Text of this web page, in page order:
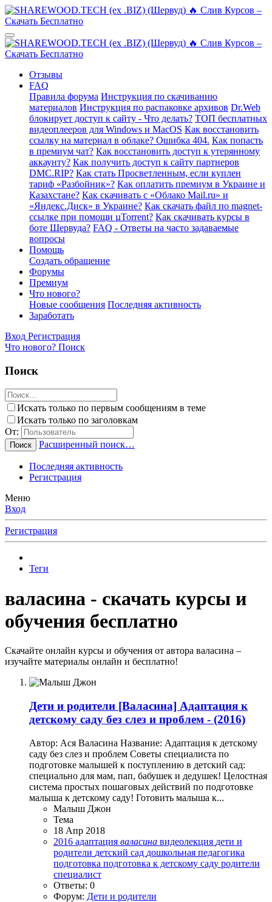
Отзывы
FAQ
Правила форума Инструкция по скачиванию
материалов Инструкция по распаковке архивов Dr.Web
блокирует доступ к сайту - Что делать? ТОП бесплатных
видеоплееров для Windows и MacOS Как восстановить
ссылку на материал в облаке? Ошибка 404. Как попасть
в премиум чат? Как восстановить доступ к утерянному
аккаунту? Как получить доступ к сайту партнеров
DMC.RIP? Как стать Просветленным, если куплен
тариф «Разбойник»? Как оплатить премиум в Украине и
Казахстане? Как скачивать с «Облако Mail.ru» и
«Яндекс.Диск» в Украине? Как скачать файл по magnet-
ссылке при помощи µTorrent? Как скачивать курсы в
боте Шервуда? FAQ - Ответы на часто задаваемые
вопросы
Помощь
Создать обращение
Форумы
Премиум
Что нового?
Новые сообщения Последняя активность
Заработать
Вход Регистрация
Что нового? Поиск
Поиск
Искать только по первым сообщениям в теме
Искать только по заголовкам
От:
Поиск Расширенный поиск…
Последняя активность
Регистрация
Меню
Вход
Регистрация
Теги
валасина - скачать курсы и
обучения бесплатно
Скачайте онлайн курсы и обучения от автора валасина –
изучайте материалы онлайн и бесплатно!
Дети и родители [Валасина] Адаптация к
детскому саду без слез и проблем - (2016)
Автор: Ася Валасина Название: Адаптация к детскому
саду без слез и проблем Советы специалиста по
подготовке малышей к поступлению в детский сад:
специально для мам, пап, бабушек и дедушек! Целостная
система простых пошаговых действий по подготовке
малыша к детскому саду! Готовить малыша к...
Малыш Джон
Тема
18 Апр 2018
2016 адаптация валасина видеолекция дети и
родители детский сад дошкольная педагогика
подготовка подготовка к детскому саду родители
специалист
Ответы: 0
Форум: Дети и родители